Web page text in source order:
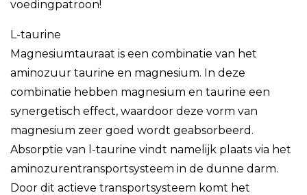
voedingpatroon!
L-taurine
Magnesiumtauraat is een combinatie van het
aminozuur taurine en magnesium. In deze
combinatie hebben magnesium en taurine een
synergetisch effect, waardoor deze vorm van
magnesium zeer goed wordt geabsorbeerd.
Absorptie van l-taurine vindt namelijk plaats via het
aminozurentransportsysteem in de dunne darm.
Door dit actieve transportsysteem komt het